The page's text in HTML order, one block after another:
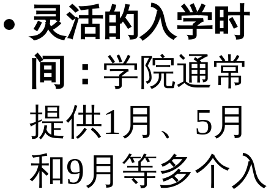
灵活的入学时
间： 学院通常
提供1月、5月
和9月等多个入